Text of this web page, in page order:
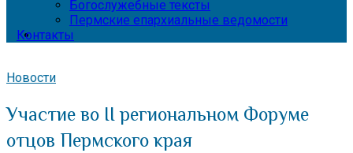
Богослужебные тексты
Пермские епархиальные ведомости
Контакты
Новости
Участие во II региональном Форуме
отцов Пермского края